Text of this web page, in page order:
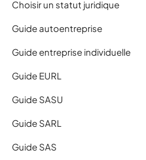
Choisir un statut juridique
Guide autoentreprise
Guide entreprise individuelle
Guide EURL
Guide SASU
Guide SARL
Guide SAS